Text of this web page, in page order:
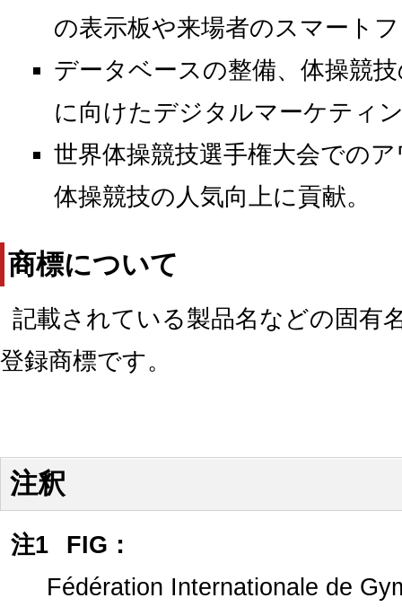
の表示板や来場者のスマート
データベースの整備、体操競
に向けたデジタルマーケティ
世界体操競技選手権大会での
体操競技の人気向上に貢献。
商標について
記載されている製品名などの固有
登録商標です。
注釈
注1
FIG：
Fédération Internationale de